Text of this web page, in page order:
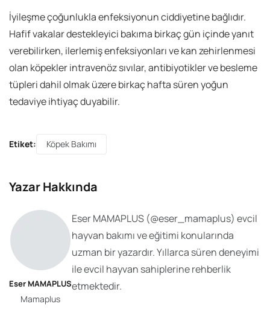
İyileşme çoğunlukla enfeksiyonun ciddiyetine bağlıdır.
Hafif vakalar destekleyici bakıma birkaç gün içinde yanıt
verebilirken, ilerlemiş enfeksiyonları ve kan zehirlenmesi
olan köpekler intravenöz sıvılar, antibiyotikler ve besleme
tüpleri dahil olmak üzere birkaç hafta süren yoğun
tedaviye ihtiyaç duyabilir.
Etiket: Köpek Bakımı
Yazar Hakkında
Eser MAMAPLUS
Mamaplus
Eser MAMAPLUS (@eser_mamaplus) evcil
hayvan bakımı ve eğitimi konularında
uzman bir yazardır. Yıllarca süren deneyimi
ile evcil hayvan sahiplerine rehberlik
etmektedir.